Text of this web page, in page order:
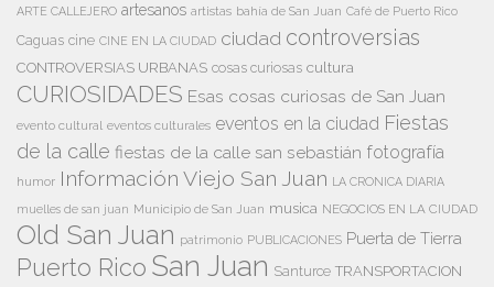
ARTE CALLEJERO artesanos artistas bahía de San Juan Café de Puerto Rico
Caguas cine CINE EN LA CIUDAD ciudad controversias
CONTROVERSIAS URBANAS cosas curiosas cultura
CURIOSIDADES Esas cosas curiosas de San Juan
evento cultural eventos culturales eventos en la ciudad Fiestas
de la calle fiestas de la calle san sebastián fotografía
humor Información Viejo San Juan LA CRONICA DIARIA
muelles de san juan Municipio de San Juan musica NEGOCIOS EN LA CIUDAD
Old San Juan patrimonio PUBLICACIONES Puerta de Tierra
Puerto Rico San Juan Santurce TRANSPORTACION